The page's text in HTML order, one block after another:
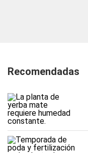
Recomendadas